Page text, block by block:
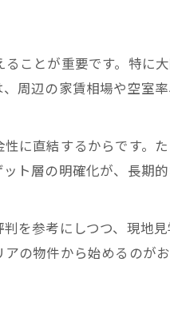
ことが重要です。特に
周辺の家賃相場や空室
に直結するからです。
ト層の明確化が、長期
を参考にしつつ、現地
の物件から始めるのがお